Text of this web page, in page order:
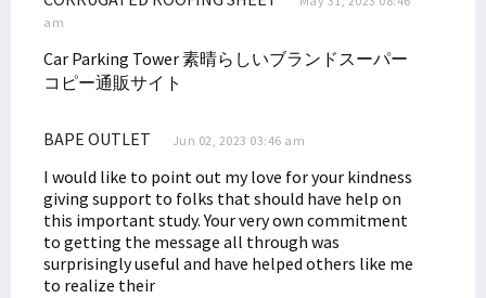
am
Car Parking Tower素晴らしいブランドスーパー
コピー通販サイト
BAPE OUTLET Jun 02, 2023 03:46 am
I would like to point out my love for your kindness
giving support to folks that should have help on
this important study. Your very own commitment
to getting the message all through was
surprisingly useful and have helped others like me
to realize their